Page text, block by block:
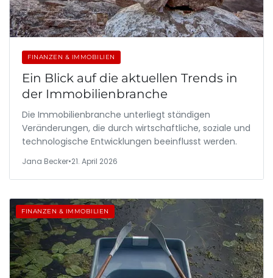
FINANZEN & IMMOBILIEN
Ein Blick auf die aktuellen Trends in
der Immobilienbranche
Die Immobilienbranche unterliegt ständigen
Veränderungen, die durch wirtschaftliche, soziale und
technologische Entwicklungen beeinflusst werden.
Jana Becker•21. April 2026
FINANZEN & IMMOBILIEN